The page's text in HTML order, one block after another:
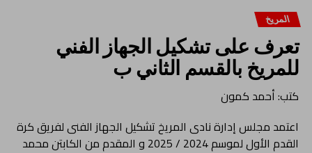
المريخ
تعرف على تشكيل الجهاز الفني
للمريخ بالقسم الثاني ب
كتب: أحمد كمون
اعتمد مجلس إدارة نادى المريخ تشكيل الجهاز الفنى لفريق كرة
القدم الأول لموسم 2024 / 2025 و المقدم من الكابتن محمد